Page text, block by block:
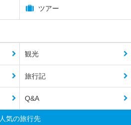
ツアー
観光
旅行記
Q&A
人気の旅行先